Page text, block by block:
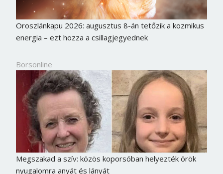
Oroszlánkapu 2026: augusztus 8-án tetőzik a kozmikus
energia – ezt hozza a csillagjegyednek
Borsonline
Megszakad a szív: közös koporsóban helyezték örök
nyugalomra anyát és lányát